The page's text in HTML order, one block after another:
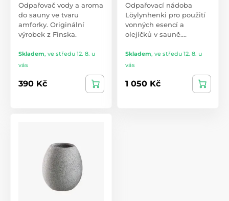
Odpařovač vody a aroma
do sauny ve tvaru
amforky. Originální
výrobek z Finska.
Skladem, ve středu 12. 8. u
vás
390 Kč
Odpařovací nádoba
Löylynhenki pro použití
vonných esencí a
olejíčků v sauně.…
Skladem, ve středu 12. 8. u
vás
1 050 Kč